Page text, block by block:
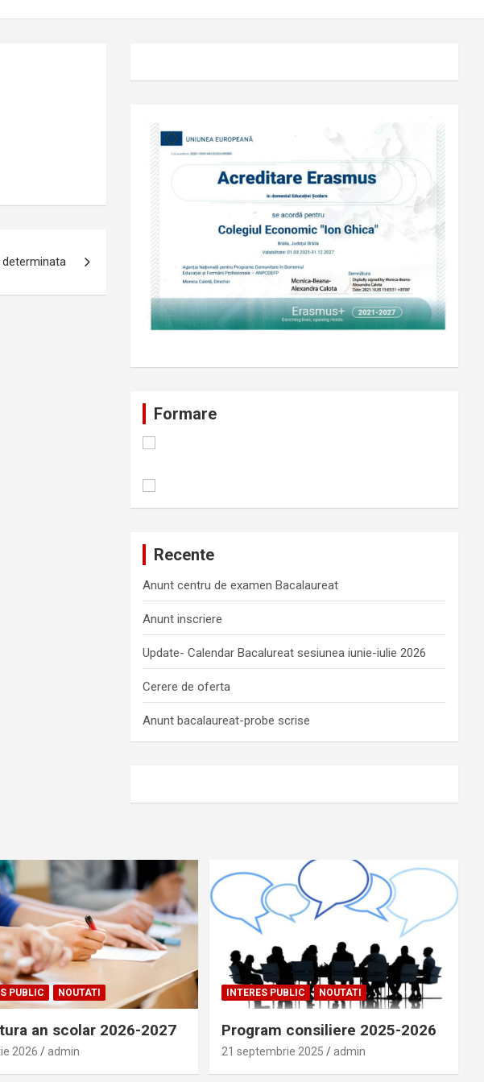
Formare
Recente
Anunt centru de examen Bacalaureat
Anunt inscriere
Update- Calendar Bacalureat sesiunea iunie-iulie 2026
Cerere de oferta
Anunt bacalaureat-probe scrise
PUBLIC NOUTATI
an scolar 2026-2027
2026 admin
INTERES PUBLIC NOUTATI
Program consiliere 2025-2026
21 septembrie 2025 admin